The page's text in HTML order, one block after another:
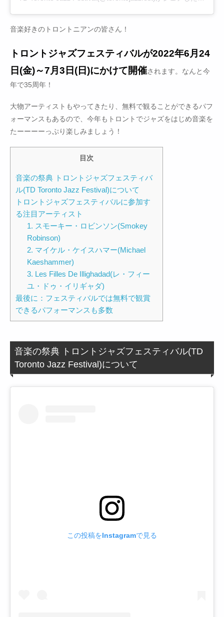
音楽好きのトロントニアンの皆さん！
トロントジャズフェスティバルが2022年6月24
日(金)～7月3日(日)にかけて開催されます。なんと今
年で35周年！
大物アーティストもやってきたり、無料で観ることができるパフ
ォーマンスもあるので、今年もトロントでジャズをはじめ音楽を
たーーーーっぷり楽しみましょう！
目次
音楽の祭典 トロントジャズフェスティバ
ル(TD Toronto Jazz Festival)について
トロントジャズフェスティバルに参加す
る注目アーティスト
1. スモーキー・ロビンソン(Smokey
Robinson)
2. マイケル・ケイスハマー(Michael
Kaeshammer)
3. Les Filles De Illighadad(レ・フィー
ユ・ドゥ・イリギャダ)
最後に：フェスティバルでは無料で観賞
できるパフォーマンスも多数
音楽の祭典 トロントジャズフェスティバル(TD
Toronto Jazz Festival)について
この投稿をInstagramで見る